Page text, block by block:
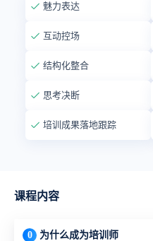
魅力表达
互动控场
结构化整合
思考决断
培训成果落地跟踪
课程内容
0
为什么成为培训师